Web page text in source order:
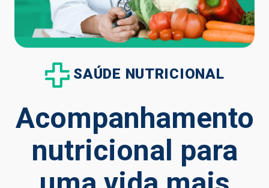
SAÚDE NUTRICIONAL
Acompanhamento
nutricional para